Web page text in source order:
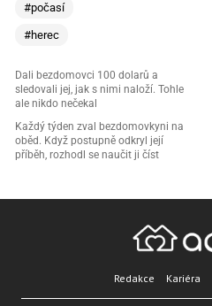
#počasí
#herec
Dali bezdomovci 100 dolarů a
sledovali jej, jak s nimi naloží. Tohle
ale nikdo nečekal
Každý týden zval bezdomovkyni na
oběd. Když postupně odkryl její
příběh, rozhodl se naučit ji číst
Redakce Kariéra